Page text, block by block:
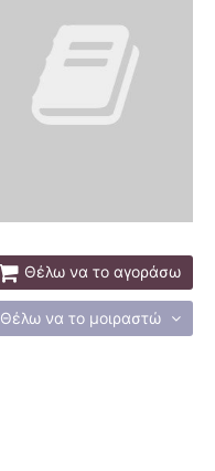
Θέλω να το αγοράσω
Θέλω να το μοιραστώ